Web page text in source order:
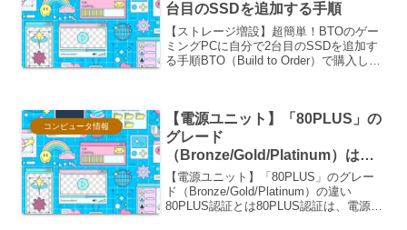
台目のSSDを追加する手順
【ストレージ増設】超簡単！BTOのゲー
ミングPCに自分で2台目のSSDを追加す
る手順BTO（Build to Order）で購入した
コンピュータ情報
【電源ユニット】「80PLUS」の
グレード
（Bronze/Gold/Platinum）は何
が違う？
【電源ユニット】「80PLUS」のグレー
ド（Bronze/Gold/Platinum）の違い
80PLUS認証とは80PLUS認証は、電源ユ